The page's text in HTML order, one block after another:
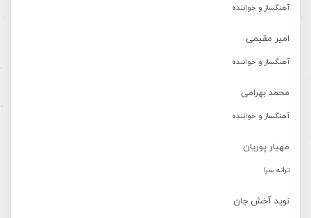
آهنگساز و خواننده
امیر مقیمی
آهنگساز و خواننده
محمد بهرامی
آهنگساز و خواننده
مهیار پوریان
ترانه سرا
نوید آخش جان